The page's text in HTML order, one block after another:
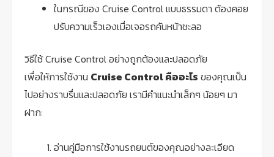
ในกรณีของ Cruise Control แบบธรรมดา ต้องคอย
ปรับความเร็วเองเมื่อเจอรถคันหน้าชะลอ
วิธีใช้ Cruise Control อย่างถูกต้องและปลอดภัย
เพื่อให้การใช้งาน Cruise Control คืออะไร ของคุณเป็น
ไปอย่างราบรื่นและปลอดภัย เรามีคำแนะนำเล็กๆ น้อยๆ มา
ฝาก:
อ่านคู่มือการใช้งานรถยนต์ของคุณอย่างละเอียด